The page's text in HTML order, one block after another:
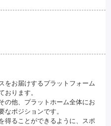
をお届けするプラットフォーム
おります。
の他、プラットホーム全体にお
なポジションです。
得ることができるように、スポ